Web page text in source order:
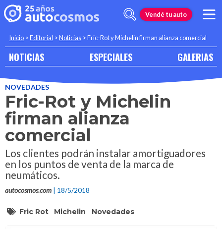
Vendé tu auto
Inicio >Editorial >Noticias >Fric-Rot y Michelin firman alianza comercial
NOTICIAS ESPECIALES GALERIAS
NOVEDADES
Fric-Rot y Michelin
firman alianza
comercial
Los clientes podrán instalar amortiguadores
en los puntos de venta de la marca de
neumáticos.
autocosmos.com | 18/5/2018
Fric Rot Michelin Novedades